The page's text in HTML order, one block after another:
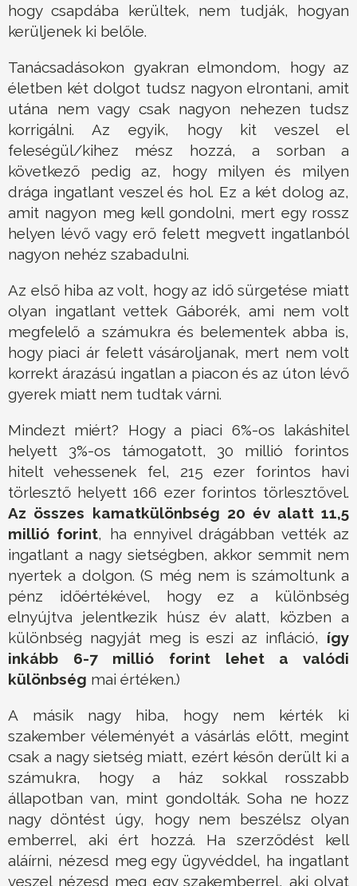
hogy csapdába kerültek, nem tudják, hogyan
kerüljenek ki belőle.
Tanácsadásokon gyakran elmondom, hogy az
életben két dolgot tudsz nagyon elrontani, amit
utána nem vagy csak nagyon nehezen tudsz
korrigálni. Az egyik, hogy kit veszel el
feleségül/kihez mész hozzá, a sorban a
következő pedig az, hogy milyen és milyen
drága ingatlant veszel és hol. Ez a két dolog az,
amit nagyon meg kell gondolni, mert egy rossz
helyen lévő vagy erő felett megvett ingatlanból
nagyon nehéz szabadulni.
Az első hiba az volt, hogy az idő sürgetése miatt
olyan ingatlant vettek Gáborék, ami nem volt
megfelelő a számukra és belementek abba is,
hogy piaci ár felett vásároljanak, mert nem volt
korrekt árazású ingatlan a piacon és az úton lévő
gyerek miatt nem tudtak várni.
Mindezt miért? Hogy a piaci 6%-os lakáshitel
helyett 3%-os támogatott, 30 millió forintos
hitelt vehessenek fel, 215 ezer forintos havi
törlesztő helyett 166 ezer forintos törlesztővel.
Az összes kamatkülönbség 20 év alatt 11,5
millió forint, ha ennyivel drágábban vették az
ingatlant a nagy sietségben, akkor semmit nem
nyertek a dolgon. (S még nem is számoltunk a
pénz időértékével, hogy ez a különbség
elnyújtva jelentkezik húsz év alatt, közben a
különbség nagyját meg is eszi az infláció, így
inkább 6-7 millió forint lehet a valódi
különbség mai értéken.)
A másik nagy hiba, hogy nem kérték ki
szakember véleményét a vásárlás előtt, megint
csak a nagy sietség miatt, ezért későn derült ki a
számukra, hogy a ház sokkal rosszabb
állapotban van, mint gondolták. Soha ne hozz
nagy döntést úgy, hogy nem beszélsz olyan
emberrel, aki ért hozzá. Ha szerződést kell
aláírni, nézesd meg egy ügyvéddel, ha ingatlant
veszel nézesd meg egy szakemberrel, aki olyat